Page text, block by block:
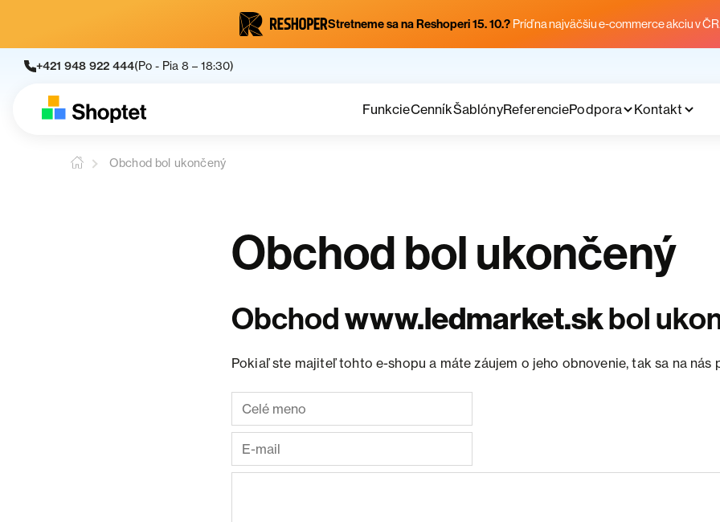
Stretneme sa na Reshoperi 15. 10.? Príď na najväčšiu e-commerce akciu v ČR.
+421 948 922 444(Po - Pia 8 – 18:30)
FunkcieCenníkŠablónyReferenciePodpora Kontakt
Obchod bol ukončený
Obchod bol ukončený
Obchodwww.ledmarket.skbol
Pokiaľ ste majiteľ tohto e-shopu a máte záujem o jeho obnovenie, tak sa na nás